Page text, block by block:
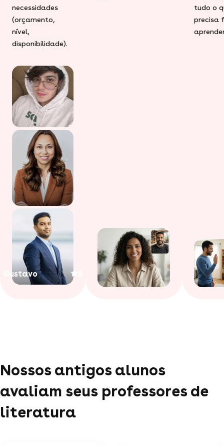
necessidades
(orçamento,
nível,
disponibilidade).
Gustavo
tudo o
precisa
Nossos antigos alunos
avaliam seus professores de
literatura